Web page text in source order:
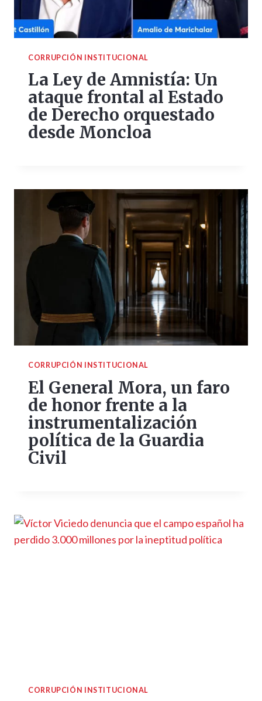
CORRUPCIÓN INSTITUCIONAL
La Ley de Amnistía: Un
ataque frontal al Estado
de Derecho orquestado
desde Moncloa
CORRUPCIÓN INSTITUCIONAL
El General Mora, un faro
de honor frente a la
instrumentalización
política de la Guardia
Civil
CORRUPCIÓN INSTITUCIONAL